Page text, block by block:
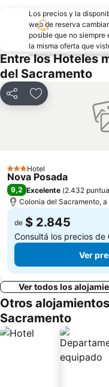
Los precios y la
web de reserva
posible que no
la misma oferta que
Entre los Hoteles
del Sacramento
CompartirAñadir a
3 Estrellas
Hotel
Nova Posada
9,2 Excelente (2.432
Colonia del Sacramento,
de $ 2.845
Consultá los precios de
Ver
Ver todos los
Otros
Sacramento